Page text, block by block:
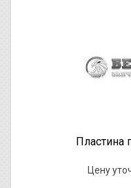
Пластина
Цену